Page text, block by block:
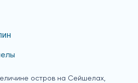
остров на Сейшелах,